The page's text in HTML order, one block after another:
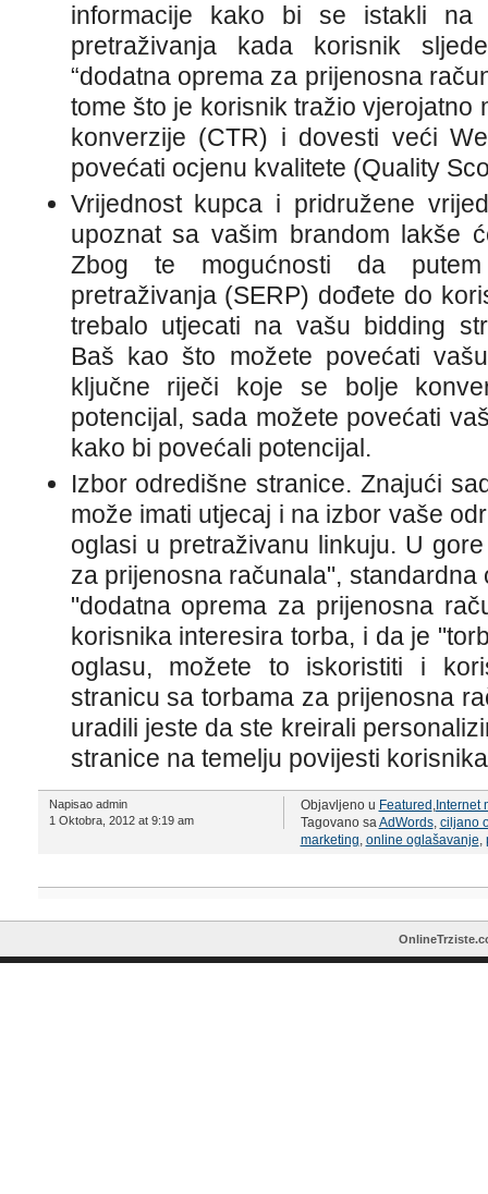
informacije kako bi se istakli na
pretraživanja kada korisnik
“dodatna oprema za prijenosna
tome što je korisnik tražio vjerojatno
konverzije (CTR) i dovesti veći
povećati ocjenu kvalitete (Quality
Vrijednost kupca i pridružene
upoznat sa vašim brandom lakše
Zbog te mogućnosti da
pretraživanja (SERP) dođete do
trebalo utjecati na vašu bidding
Baš kao što možete povećati
ključne riječi koje se bolje
potencijal, sada možete povećati
kako bi povećali potencijal.
Izbor odredišne stranice. Znajući
može imati utjecaj i na izbor vaše
oglasi u pretraživanu linkuju. U
za prijenosna računala",
"dodatna oprema za prijenosna
korisnika interesira torba, i da je
oglasu, možete to iskoristiti i
stranicu sa torbama za prijenosna
uradili jeste da ste kreirali
stranice na temelju povijesti
Napisao admin
1 Oktobra, 2012 at 9:19 am
Objavljeno u Featured ,Internet
Tagovano saAdWords, ciljano
marketing, online oglašavanje,